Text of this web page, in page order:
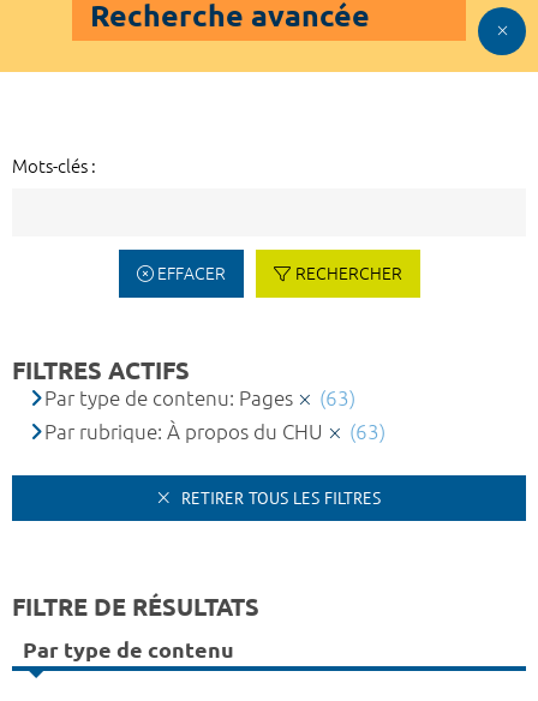
Recherche avancée
Mots-clés :
EFFACER RECHERCHER
FILTRES ACTIFS
Par type de contenu: Pages
(63)
Par rubrique: À propos du CHU
(63)
RETIRER TOUS LES FILTRES
FILTRE DE RÉSULTATS
Par type de contenu